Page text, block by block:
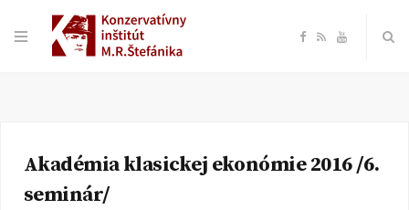
F
e
R Y
T
Akadémia klasickej ekonómie 2016 /6.
seminár/